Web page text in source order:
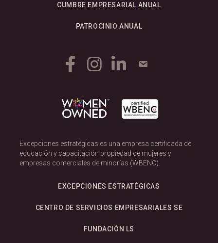
CUMBRE EMPRESARIAL ANUAL
PATROCINIO ANUAL
Excepciones estratégicas es una empresa certificada de
educación y capacitación propiedad de mujeres y
empresas comerciales de minorías (WBENC).
EXCEPCIONES ESTRATÉGICAS
CENTRO DE SERVICIOS EMPRESARIALES SE
FUNDACIÓN LS